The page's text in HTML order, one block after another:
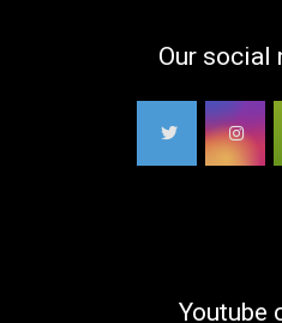
Our social
Youtube